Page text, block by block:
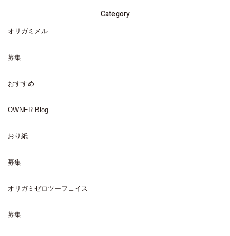
Category
オリガミメル
募集
おすすめ
OWNER Blog
おり紙
募集
オリガミゼロツーフェイス
募集